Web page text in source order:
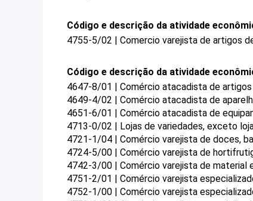
Código e descrição da atividade
4755-5/02 | Comercio varejista de artigos
Código e descrição da atividade
4647-8/01 | Comércio atacadista de
4649-4/02 | Comércio atacadista de
4651-6/01 | Comércio atacadista de
4713-0/02 | Lojas de variedades, exceto
4721-1/04 | Comércio varejista de doces,
4724-5/00 | Comércio varejista de
4742-3/00 | Comércio varejista de material
4751-2/01 | Comércio varejista
4752-1/00 | Comércio varejista